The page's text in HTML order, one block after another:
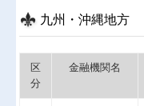
九州・沖縄地方
区
分
金融機関名